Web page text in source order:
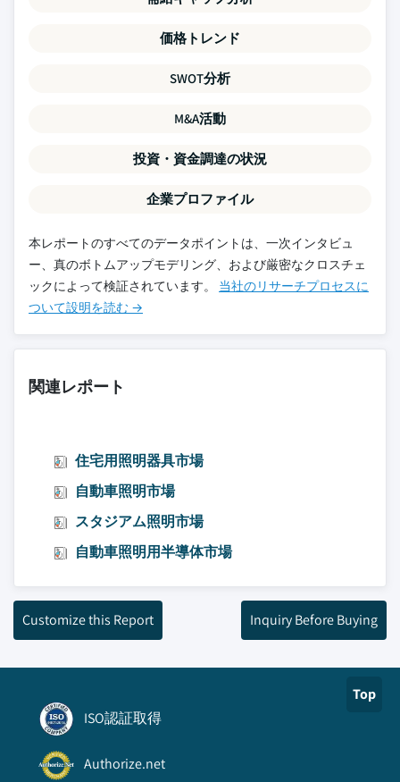
価格トレンド
SWOT分析
M&A活動
投資・資金調達の状況
企業プロファイル
本レポートのすべてのデータポイントは、一次インタビュ
ー、真のボトムアップモデリング、および厳密なクロスチェ
ックによって検証されています。 当社のリサーチプロセスに
ついて設明を読む →
関連レポート
住宅用照明器具市場
自動車照明市場
スタジアム照明市場
自動車照明用半導体市場
Customize this Report Inquiry Before Buying
Top
ISO認証取得
Authorize.net